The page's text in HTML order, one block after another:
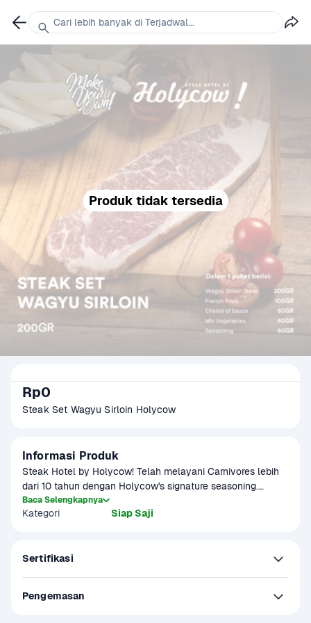
Produk tidak tersedia
Rp0
Steak Set Wagyu Sirloin Holycow
Informasi Produk
Steak Hotel by Holycow! Telah melayani Carnivores lebih
dari 10 tahun dengan Holycow's signature seasoning.
Semua produk terjamin kualitasnya dan pastinya Halal!
- Wagyu Sirloin 200 gr
Baca Selengkapnya
Kategori Siap Saji
Sertifikasi
Pengemasan
Cari lebih banyak di Terjadwal...